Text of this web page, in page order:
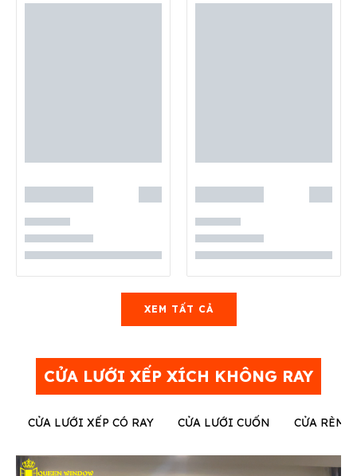
XEM TẤT CẢ
CỬA LƯỚI XẾP XÍCH KHÔNG RAY
CỬA LƯỚI XẾP CÓ RAY CỬA LƯỚI CUỐN CỬA RÈM